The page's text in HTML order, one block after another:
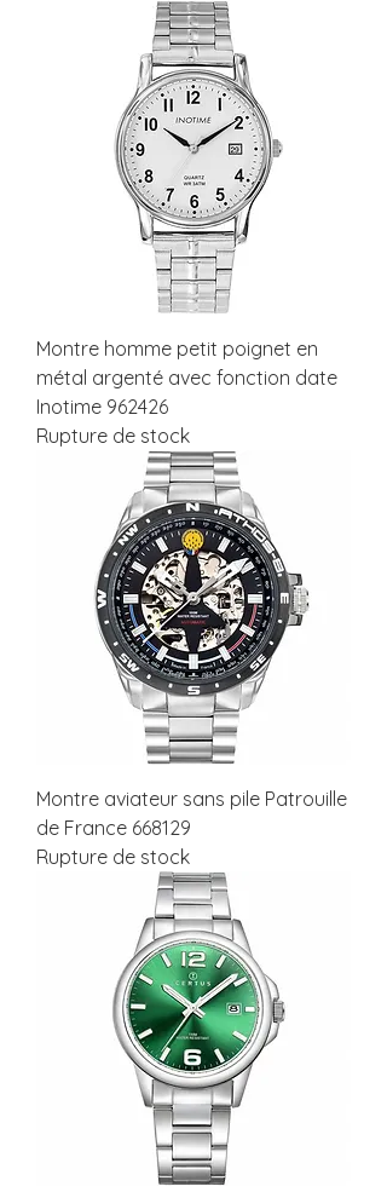
Montre homme petit poignet en
métal argenté avec fonction date
Inotime 962426
Rupture de stock
Montre aviateur sans pile Patrouille
de France 668129
Rupture de stock